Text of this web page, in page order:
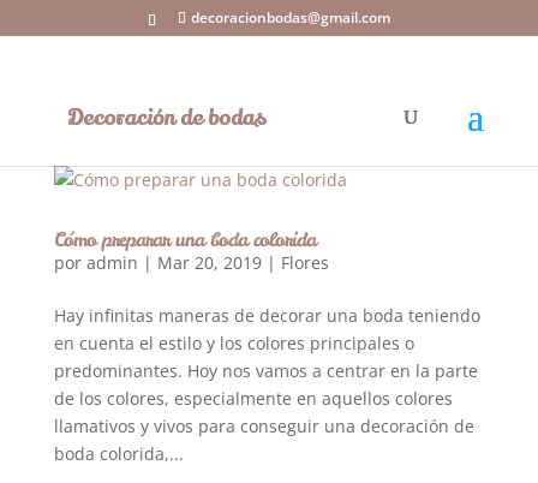
decoracionbodas@gmail.com
Cómo preparar una boda colorida
por admin | Mar 20, 2019| Flores
Hay infinitas maneras de decorar una boda teniendo
en cuenta el estilo y los colores principales o
predominantes. Hoy nos vamos a centrar en la parte
de los colores, especialmente en aquellos colores
llamativos y vivos para conseguir una decoración de
boda colorida,...